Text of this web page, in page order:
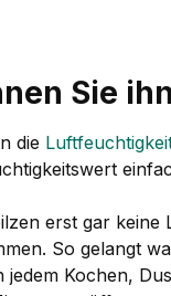
Sie
die
erst gar
So gelangt
Kochen,